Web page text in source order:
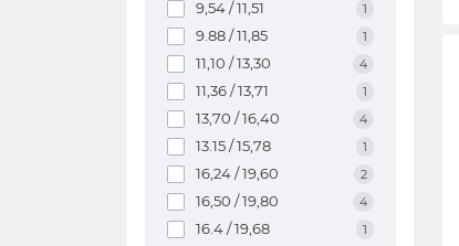
9,54 / 11,51 1
9.88 / 11,85 1
11,10 / 13,30 4
11,36 / 13,71 1
13,70 / 16,40 4
13.15 / 15,78 1
16,24 / 19,60 2
16,50 / 19,80 4
16.4 / 19,68 1